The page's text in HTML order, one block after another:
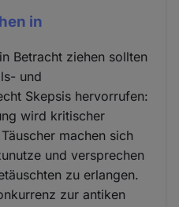
in
Betracht ziehen sollten
und
Skepsis hervorrufen:
wird kritischer
machen sich
und versprechen
zu erlangen.
zur antiken